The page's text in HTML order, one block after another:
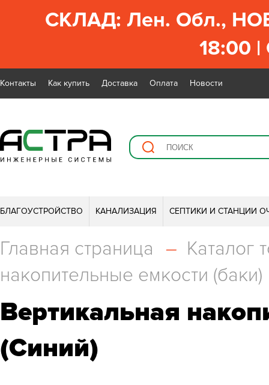
СКЛАД: Лен. Обл.,
18:00
Контакты Как купить Доставка Оплата Новости
БЛАГОУСТРОЙСТВО КАНАЛИЗАЦИЯ СЕПТИКИ И СТАНЦИИ
Главная страница – Каталог
накопительные емкости (баки)
Вертикальная
(Синий)